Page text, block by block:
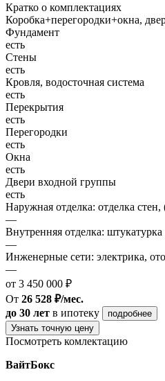
Кратко о комплектациях
Коробка+перегородки+окна,
Фундамент
есть
Стены
есть
Кровля, водосточная система
есть
Перекрытия
есть
Перегородки
есть
Окна
есть
Двери входной группы
есть
Наружная отделка: отделка стен,
—
Внутренняя отделка:
—
Инженерные сети: электрика,
—
от 3 450 000 ₽
От 26 528 ₽/мес.
до 30 лет в ипотеку
подробнее
Узнать точную цену
Посмотреть комлектацию
ВайтБокс